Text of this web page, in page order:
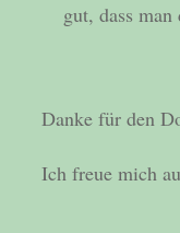
gut, dass
Danke für den
Ich freue mich